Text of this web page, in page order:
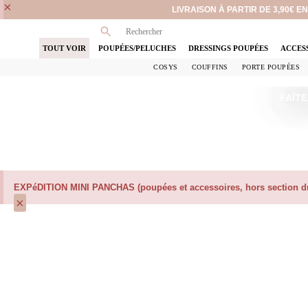
LIVRAISON À PARTIR DE 3,90€
×
TOUT VOIR
POUPÉES/PELUCHES DRESSINGS POUPÉES
COSYS COUFFINS PORTE POUPÉES
EXPéDITION MINI PANCHAS (poupées et accessoires, hors section
×